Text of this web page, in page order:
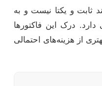
ثابت و یکتا نیست و به
درک این فاکتورها
از هزینه‌های احتمالی